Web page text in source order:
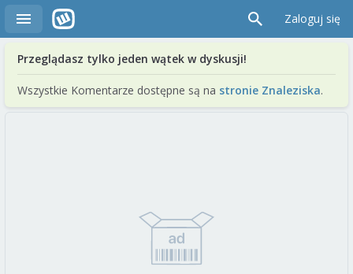
Zaloguj się
Przeglądasz tylko jeden wątek w dyskusji!
Wszystkie Komentarze dostępne są na stronie Znaleziska.